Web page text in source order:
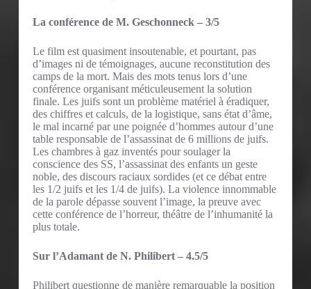
La conférence de M. Geschonneck – 3/5
Le film est quasiment insoutenable, et pourtant, pas
d’images ni de témoignages, aucune reconstitution des
camps de la mort. Mais des mots tenus lors d’une
conférence organisant méticuleusement la solution
finale. Les juifs sont un problème matériel à éradiquer,
des chiffres et calculs, de la logistique, sans état d’âme,
le mal incarné par une poignée d’hommes autour d’une
table responsable de l’assassinat de 6 millions de juifs.
Les chambres à gaz inventés pour soulager la
conscience des SS, l’assassinat des enfants un geste
noble, des discours raciaux sordides (et ce débat entre
les 1/2 juifs et les 1/4 de juifs). La violence innommable
de la parole dépasse souvent l’image, la preuve avec
cette conférence de l’horreur, théâtre de l’inhumanité la
plus totale.
Sur l’Adamant de N. Philibert – 4.5/5
Philibert questionne de manière remarquable la position